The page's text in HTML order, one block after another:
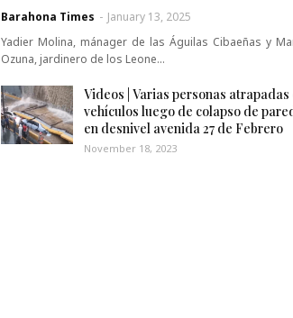
Barahona Times - January 13, 2025
Yadier Molina, mánager de las Águilas Cibaeñas y
Ozuna, jardinero de los Leone…
Videos | Varias personas atrapadas
vehículos luego de colapso de
en desnivel avenida 27 de Febrero
November 18, 2023